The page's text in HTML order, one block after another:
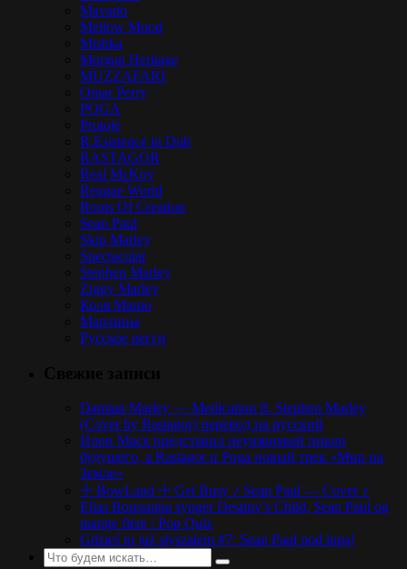
Mavado
Mellow Mood
Mishka
Morgan Heritage
MUZZAFARI
Omar Perry
POGA
Protoje
R.Esistence in Dub
RASTAGOR
Real McKoy
Reggae World
Roots Of Creation
Sean Paul
Skip Marley
Spectacular
Stephen Marley
Ziggy Marley
Коля Маню
Марлины
Русское регги
Damian Marley — Medication ft. Stephen Marley
(Cover by Rastagor) перевод на русский
Илон Маск представил неуязвимый пикап
будущего, а Rastagor и Poga новый трек «Мир на
Земле»
☩ BowLand ☩ Get Busy ♪ Sean Paul — Cover ♪
Elias Boussnina synger Destiny’s Child, Sean Paul og
mange flere / Pop Quiz
Gdzieś to już słyszałem #7: Sean Paul pod lupą!